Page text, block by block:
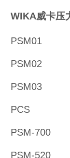
WIKA威卡压
PSM01
PSM02
PSM03
PCS
PSM-700
PSM-520